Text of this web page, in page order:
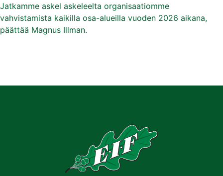
Jatkamme askel askeleelta organisaatiomme
vahvistamista kaikilla osa-alueilla vuoden 2026 aikana,
päättää Magnus Illman.